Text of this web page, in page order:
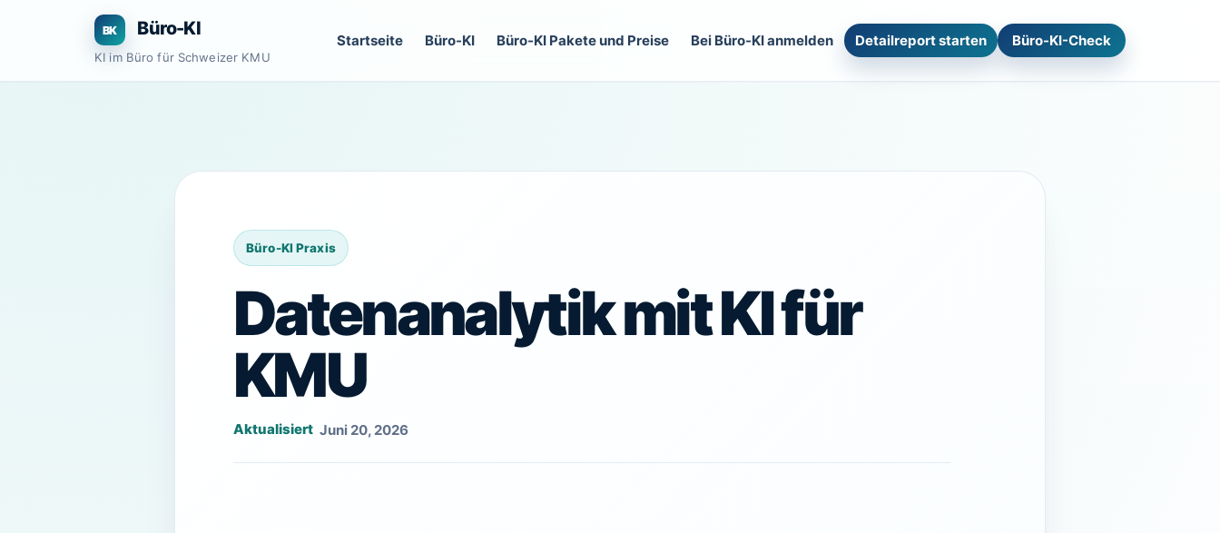
Büro-KI
KI im Büro für Schweizer KMU
Startseite Büro-KI Büro-KI Pakete und Preise Bei Büro-KI anmelden Detailreport starten Büro-KI-Check
Datenanalytik mit KI für
KMU
Juni 20, 2026